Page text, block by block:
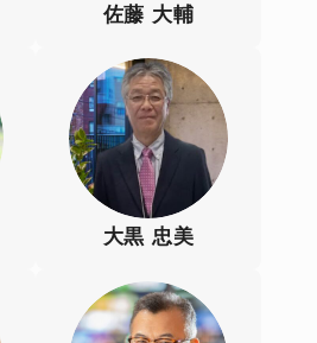
佐藤 大輔
大黒 忠美